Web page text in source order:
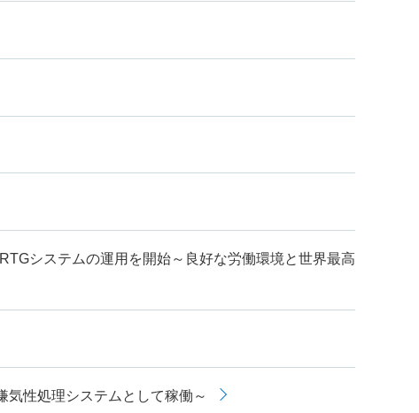
システムの運用を開始～良好な労働環境と世界最高
性処理システムとして稼働～